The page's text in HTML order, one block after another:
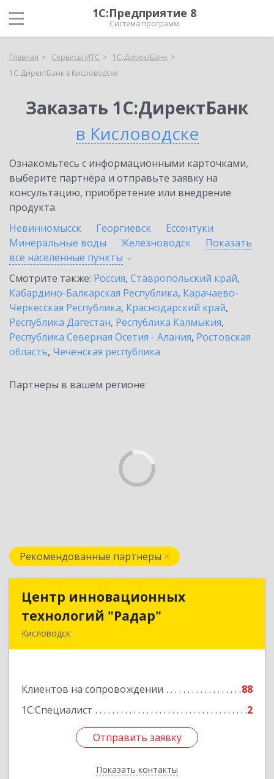
1С:Предприятие 8
Система программ
Главная Сервисы ИТС
1С:ДиректБанк
1С:ДиректБанк в Кисловодске
Заказать 1С:ДиректБанк
в Кисловодске
Ознакомьтесь с информационными карточками,
выберите партнёра и отправьте заявку на
консультацию, приобретение или внедрение
продукта.
Невинномысск
Георгиевск
Ессентуки
Минеральные воды
Железноводск
Показать
все населенные пункты
Смотрите также: Россия, Ставропольский край,
Кабардино-Балкарская Республика, Карачаево-
Черкесская Республика, Краснодарский край,
Республика Дагестан, Республика Калмыкия,
Республика Северная Осетия - Алания, Ростовская
область, Чеченская республика
Партнеры в вашем регионе:
Рекомендованные партнеры
Центр инновационных
технологий "Радар"
Кисловодск
Клиентов на сопровождении
88
1С:Специалист
2
Отправить заявку
Показать контакты
Центр инновационных
технологий "Радар"
Подробнее
Отправить заявку
Назад